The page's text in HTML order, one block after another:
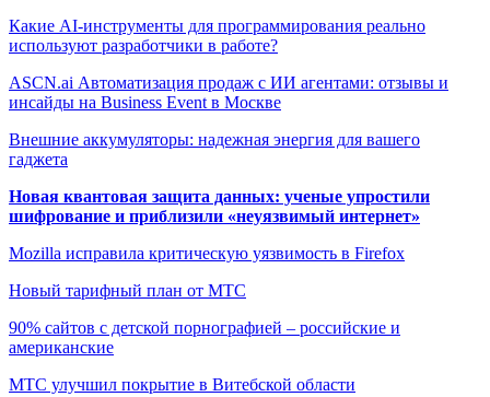
Какие AI-инструменты для программирования реально
используют разработчики в работе?
ASCN.ai Автоматизация продаж с ИИ агентами: отзывы и
инсайды на Business Event в Москве
Внешние аккумуляторы: надежная энергия для вашего
гаджета
Новая квантовая защита данных: ученые упростили
шифрование и приблизили «неуязвимый интернет»
Mozilla исправила критическую уязвимость в Firefox
Новый тарифный план от МТС
90% сайтов с детской порнографией – российские и
американские
МТС улучшил покрытие в Витебской области